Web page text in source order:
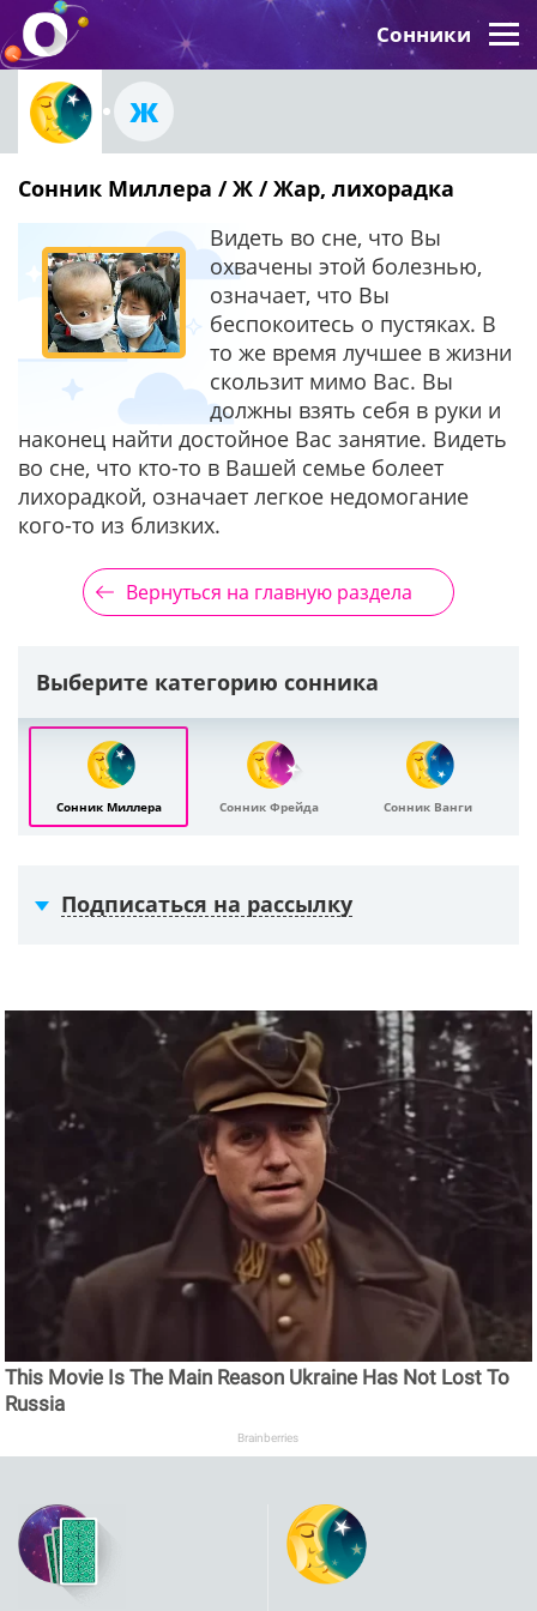
Сонники
Ж
Сонник Миллера / Ж / Жар, лихорадка
Видеть во сне, что Вы
охвачены этой болезнью,
означает, что Вы
беспокоитесь о пустяках. В
то же время лучшее в жизни
скользит мимо Вас. Вы
должны взять себя в руки и
наконец найти достойное Вас занятие. Видеть
во сне, что кто-то в Вашей семье болеет
лихорадкой, означает легкое недомогание
кого-то из близких.
Вернуться на главную раздела
Выберите категорию сонника
Сонник Миллера Сонник Фрейда Сонник Ванги
Подписаться на рассылку
This Movie Is The Main Reason Ukraine Has Not Lost To
Russia
Brainberries